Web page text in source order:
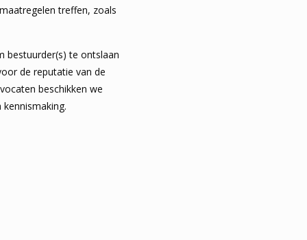
treffen, zoals
bestuurder(s) te ontslaan
de reputatie van de
beschikken we